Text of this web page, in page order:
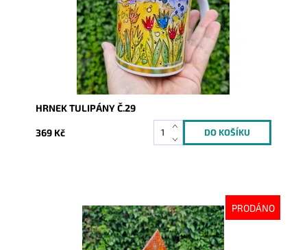
HRNEK TULIPÁNY Č.29
369 Kč
PRODÁNO
Dostupnost:
Vyprodáno
10302